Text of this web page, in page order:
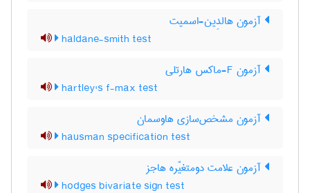
آزمون هالدِین-اسمیت
haldane-smith test
آزمون F-ماکس هارتلی
hartley's f-max test
آزمون مشخص‌سازی هاوسمان
hausman specification test
آزمون علامت دومتغیّره هاجز
hodges bivariate sign test